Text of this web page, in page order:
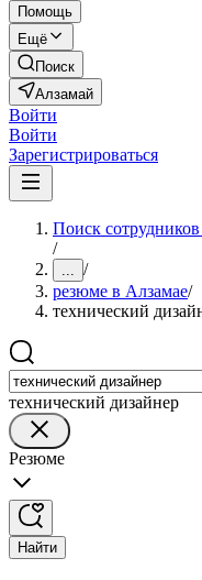
Помощь
Ещё
Поиск
Алзамай
Войти
Войти
Зарегистрироваться
Поиск
/
... /
резюме в Алзамае/
технический
технический дизайнер
Резюме
Найти